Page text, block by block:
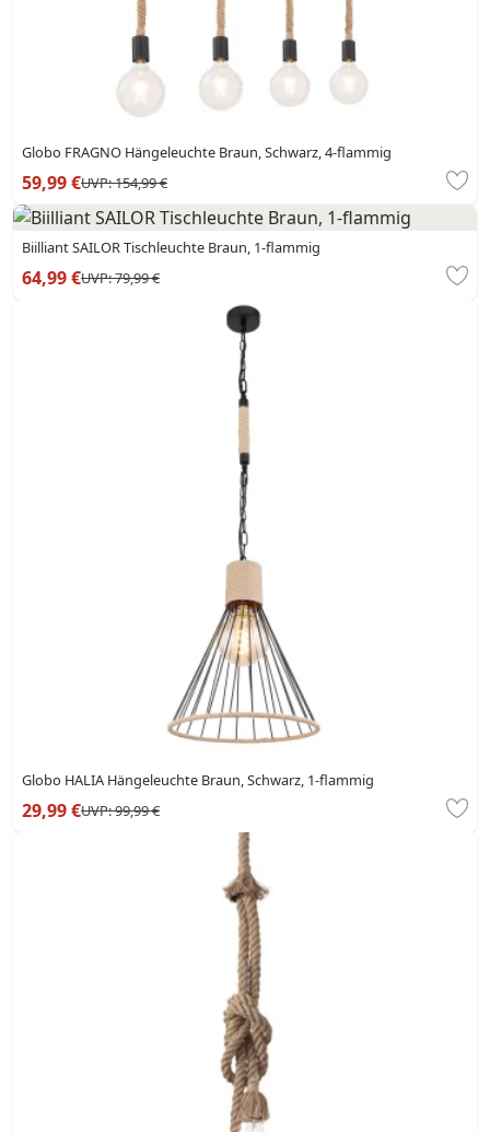
Globo FRAGNO Hängeleuchte Braun, Schwarz, 4-flammig
59,99 €UVP:154,99 €
Biilliant SAILOR Tischleuchte Braun, 1-flammig
64,99 €UVP:79,99 €
Globo HALIA Hängeleuchte Braun, Schwarz, 1-flammig
29,99 €UVP:99,99 €